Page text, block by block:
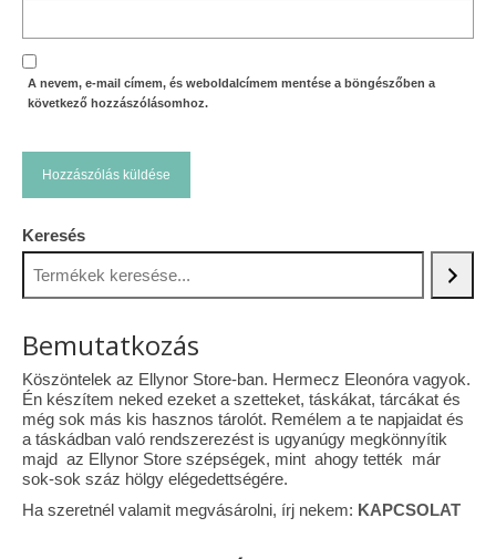
A nevem, e-mail címem, és weboldalcímem mentése a böngészőben a
következő hozzászólásomhoz.
Keresés
Bemutatkozás
Köszöntelek az Ellynor Store-ban. Hermecz Eleonóra vagyok.
Én készítem neked ezeket a szetteket, táskákat, tárcákat és
még sok más kis hasznos tárolót. Remélem a te napjaidat és
a táskádban való rendszerezést is ugyanúgy megkönnyítik
majd az Ellynor Store szépségek, mint ahogy tették már
sok-sok száz hölgy elégedettségére.
Ha szeretnél valamit megvásárolni, írj nekem: KAPCSOLAT